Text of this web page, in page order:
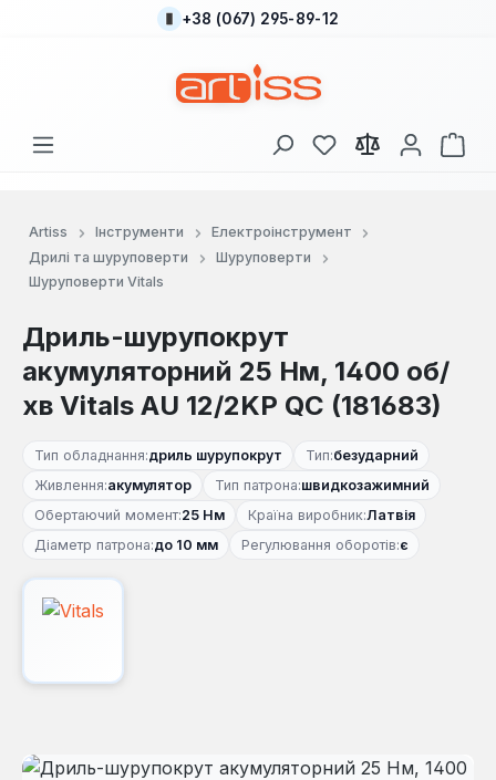
Перейти до основного вмісту
+38 (067) 295-89-12
У вас є 0 у списку
Artiss Інструменти
Електроінструмент
Дрилі та шуруповерти
Шуруповерти
Шуруповерти Vitals
Дриль-шурупокрут
акумуляторний 25 Нм, 1400 об/
хв Vitals AU 12/2KP QC (181683)
Тип обладнання:дриль шурупокрут Тип:безударний
Живлення:акумулятор Тип патрона:швидкозажимний
Обертаючий момент:25 Нм Країна виробник:Латвія
Діаметр патрона:до 10 мм Регулювання оборотів:є
Пропустити галерею зображень